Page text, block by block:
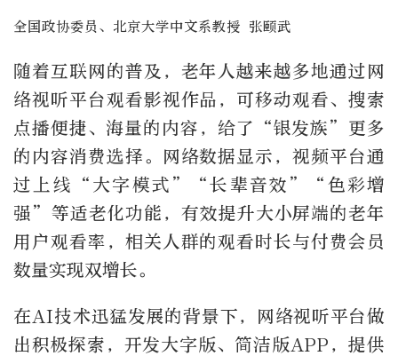
全国政协委员、北京大学中文系教授 张颐武
随着互联网的普及，老年人越来越多地通过网
络视听平台观看影视作品，可移动观看、搜索
点播便捷、海量的内容，给了“银发族”更多
的内容消费选择。网络数据显示，视频平台通
过上线“大字模式”“长辈音效”“色彩增
强”等适老化功能，有效提升大小屏端的老年
用户观看率，相关人群的观看时长与付费会员
数量实现双增长。
在AI技术迅猛发展的背景下，网络视听平台做
出积极探索，开发大字版、简洁版APP，提供